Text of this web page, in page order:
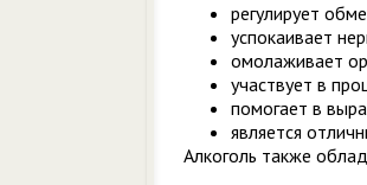
регулирует
успокаивает
омолаживает
участвует в
помогает в
является
Алкоголь также